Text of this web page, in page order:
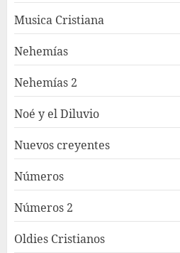
Musica Cristiana
Nehemías
Nehemías 2
Noé y el Diluvio
Nuevos creyentes
Números
Números 2
Oldies Cristianos